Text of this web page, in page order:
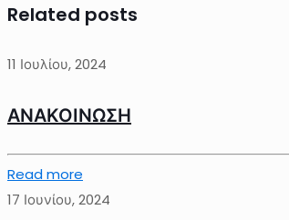
Related posts
11 Ιουλίου, 2024
ΑΝΑΚΟΙΝΩΣΗ
Read more
17 Ιουνίου, 2024